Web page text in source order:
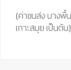
(ค่าขนส่ง บางพื้
เกาะสมุย เป็นต้น)